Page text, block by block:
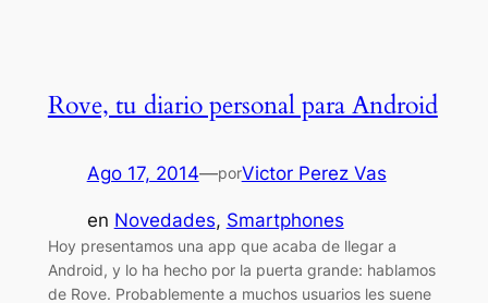
Rove, tu diario personal para Android
Ago 17, 2014—porVictor Perez Vas
en Novedades, Smartphones
Hoy presentamos una app que acaba de llegar a
Android, y lo ha hecho por la puerta grande: hablamos
de Rove. Probablemente a muchos usuarios les suene